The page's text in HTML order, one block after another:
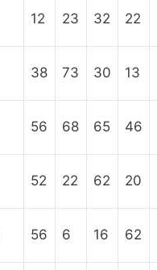
12 23 32 22
38 73 30 13
56 68 65 46
52 22 62 20
56 6 16 62